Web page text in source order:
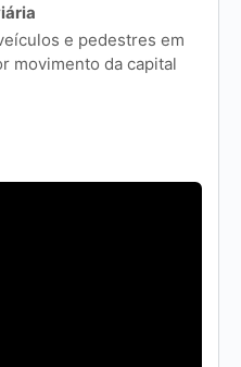
e pedestres em
movimento da capital